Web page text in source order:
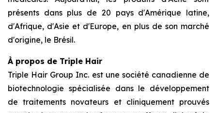
présents dans plus de 20 pays d'Amérique latine,
d'Afrique, d'Asie et d'Europe, en plus de son marché
d'origine, le Brésil.
À propos de Triple Hair
Triple Hair Group Inc. est une société canadienne de
biotechnologie spécialisée dans le développement
de traitements novateurs et cliniquement prouvés